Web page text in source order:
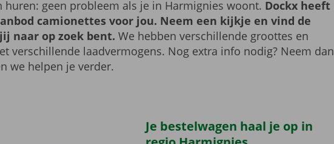
huren: geen probleem als je in Harmignies woont. Dockx heeft
camionettes voor jou. Neem een kijkje en vind de
naar op zoek bent. We hebben verschillende groottes en
verschillende laadvermogens. Nog extra info nodig? Neem dan
we helpen je verder.
Je bestelwagen haal je op in